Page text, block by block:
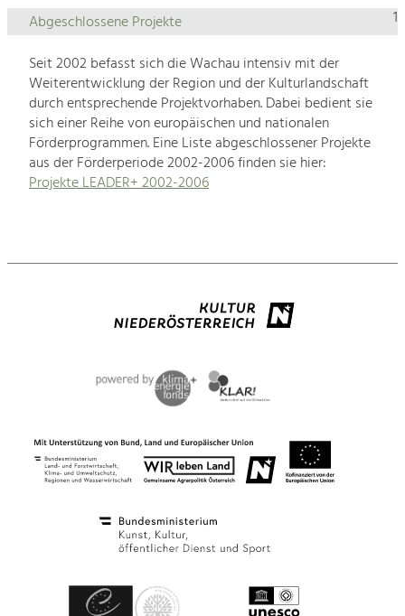
1
Abgeschlossene Projekte
Seit 2002 befasst sich die Wachau intensiv mit der
Weiterentwicklung der Region und der Kulturlandschaft
durch entsprechende Projektvorhaben. Dabei bedient sie
sich einer Reihe von europäischen und nationalen
Förderprogrammen. Eine Liste abgeschlossener Projekte
aus der Förderperiode 2002-2006 finden sie hier:
Projekte LEADER+ 2002-2006